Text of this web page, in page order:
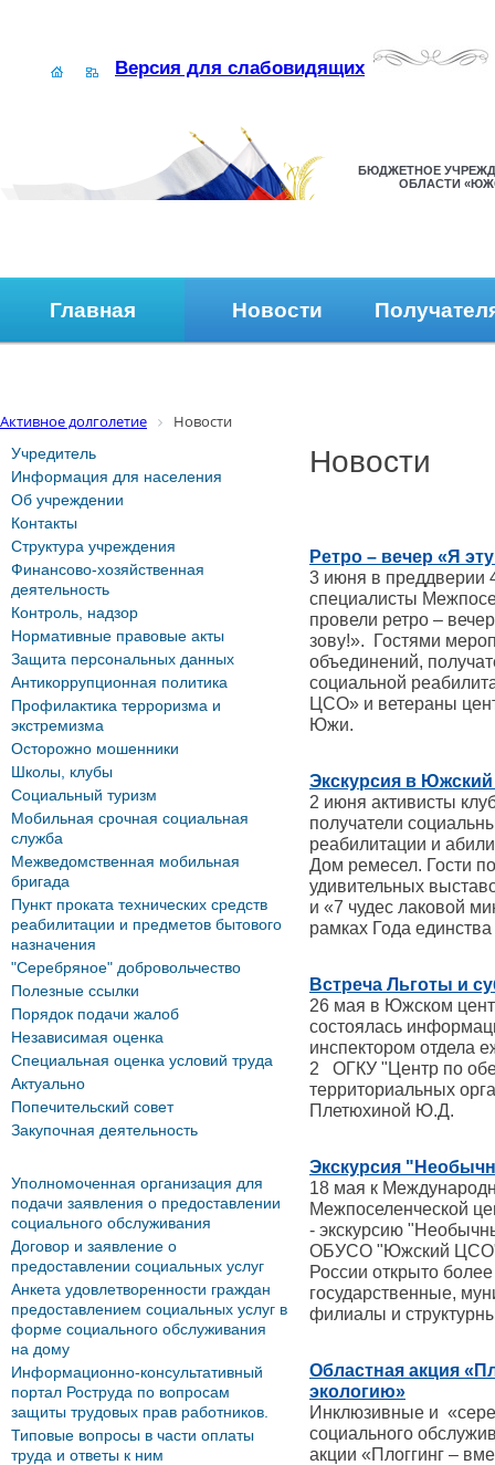
Версия для слабовидящих
БЮДЖЕТНОЕ
ОБЛАСТИ
Главная Новости
Активное долголетие Новости
Новости
Ретро – вечер «Я
3 июня в преддверии
специалисты
провели ретро –
зову!». Гостями
объединений,
социальной
ЦСО» и ветераны
Южи.
Экскурсия в
2 июня активисты
получатели
реабилитации и
Дом ремесел. Гости
удивительных
и «7 чудес лаковой
рамках Года
Встреча Льготы и
26 мая в Южском
состоялась
инспектором отдела
2 ОГКУ "Центр по
территориальных
Плетюхиной Ю.Д.
Экскурсия
18 мая к
Межпоселенческой
- экскурсию
ОБУСО "Южский ЦСО".
России открыто
государственные,
филиалы и
Областная акция
экологию»
Инклюзивные и
социального
акции «Плоггинг –
Учредитель
Информация для населения
Об учреждении
Контакты
Структура учреждения
Финансово-хозяйственная
деятельность
Контроль, надзор
Нормативные правовые акты
Защита персональных данных
Антикоррупционная политика
Профилактика терроризма и
экстремизма
Осторожно мошенники
Школы, клубы
Социальный туризм
Мобильная срочная социальная
служба
Межведомственная мобильная
бригада
Пункт проката технических средств
реабилитации и предметов бытового
назначения
"Серебряное" добровольчество
Полезные ссылки
Порядок подачи жалоб
Независимая оценка
Специальная оценка условий труда
Актуально
Попечительский совет
Закупочная деятельность
Уполномоченная организация для
подачи заявления о предоставлении
социального обслуживания
Договор и заявление о
предоставлении социальных услуг
Анкета удовлетворенности граждан
предоставлением социальных услуг в
форме социального обслуживания
на дому
Информационно-консультативный
портал Роструда по вопросам
защиты трудовых прав работников.
Типовые вопросы в части оплаты
труда и ответы к ним